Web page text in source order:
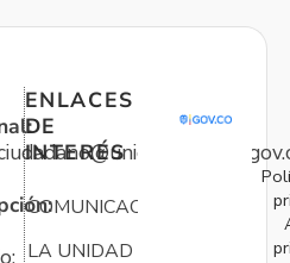
ENLACES
DE
INTERÉS
COMUNICACIONES
LA UNIDAD